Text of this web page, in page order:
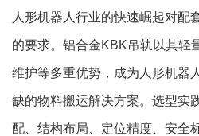
人形机器人行业的快速崛起对配
的要求。铝合金KBK吊轨以其轻
维护等多重优势，成为人形机器
缺的物料搬运解决方案。选型实
配、结构布局、定位精度、安全